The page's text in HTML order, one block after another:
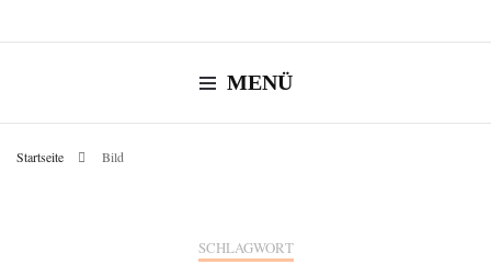
MENÜ
Startseite Bild
SCHLAGWORT